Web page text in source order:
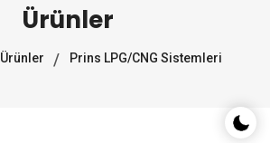
Gece/
Ürünler
Ürünler Prins LPG/CNG Sistemleri